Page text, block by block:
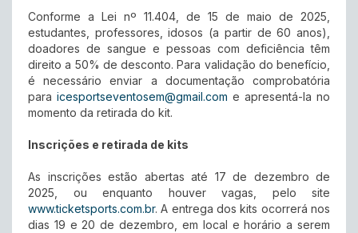
Conforme a Lei nº 11.404, de 15 de maio de 2025,
estudantes, professores, idosos (a partir de 60 anos),
doadores de sangue e pessoas com deficiência têm
direito a 50% de desconto. Para validação do benefício,
é necessário enviar a documentação comprobatória
para icesportseventosem@gmail.com e apresentá-la no
momento da retirada do kit.
Inscrições e retirada de kits
As inscrições estão abertas até 17 de dezembro de
2025, ou enquanto houver vagas, pelo site
www.ticketsports.com.br. A entrega dos kits ocorrerá nos
dias 19 e 20 de dezembro, em local e horário a serem